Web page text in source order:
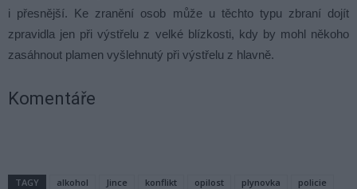
i přesnější. Ke zranění osob může u těchto typu zbraní dojít
zpravidla jen při výstřelu z velké blízkosti, kdy by mohl někoho
zasáhnout plamen vyšlehnutý při výstřelu z hlavně.
Komentáře
TAGY alkohol Jince konflikt opilost plynovka
policie